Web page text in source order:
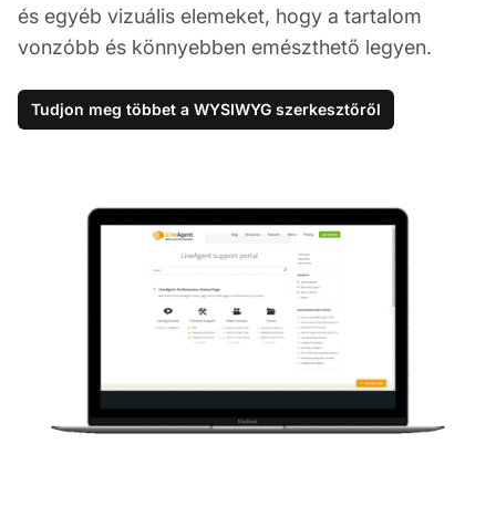
és egyéb vizuális elemeket, hogy a tartalom
vonzóbb és könnyebben emészthető legyen.
Tudjon meg többet a WYSIWYG szerkesztőről